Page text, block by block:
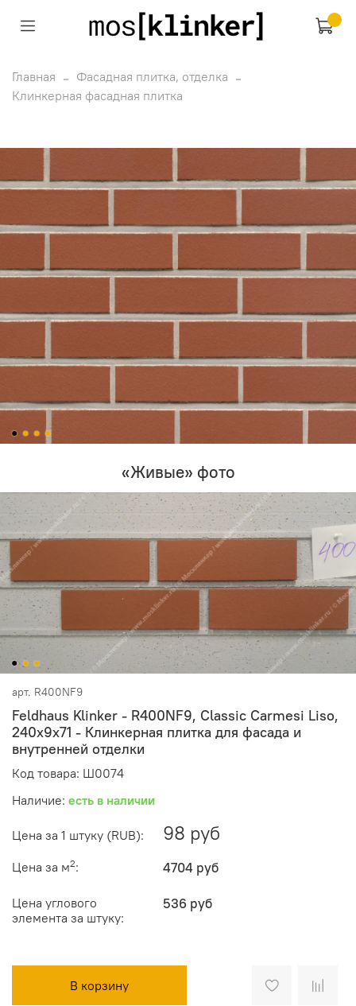
Главная
Фасадная плитка, отделка
Клинкерная фасадная плитка
«Живые» фото
арт. R400NF9
Feldhaus Klinker - R400NF9, Classic Carmesi Liso,
240x9x71 - Клинкерная плитка для фасада и
внутренней отделки
Код товара: Ш0074
Наличие: есть в наличии
Цена за 1 штуку (RUB): 98 руб
Цена за м2: 4704 руб
Цена углового
элемента за штуку:
536 руб
В корзину